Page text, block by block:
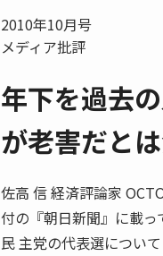
2010年10月号
メディア批評
年下を過去
が老害だと
佐高 信 経済評論家
付の『朝日新聞』に載っ
民 主党の代表選につい